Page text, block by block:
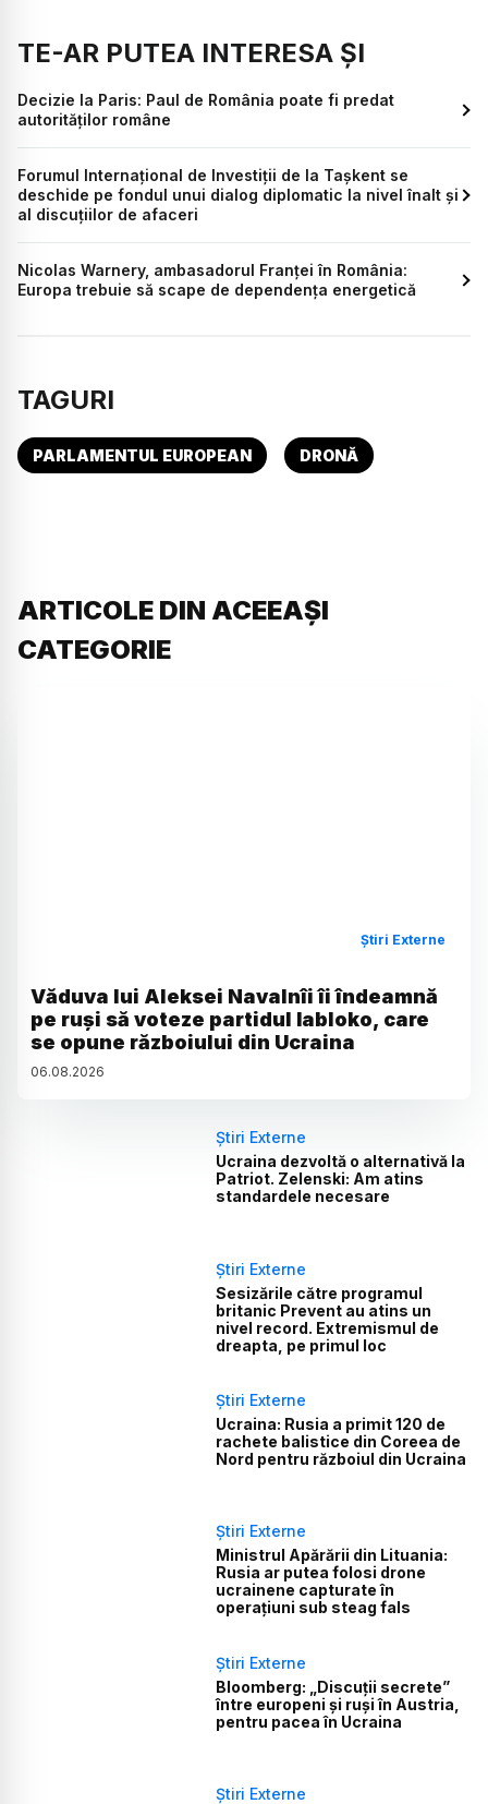
TE-AR PUTEA INTERESA ȘI
Decizie la Paris: Paul de România poate fi predat
autorităților române
Forumul Internațional de Investiții de la Tașkent se
deschide pe fondul unui dialog diplomatic la nivel înalt și
al discuțiilor de afaceri
Nicolas Warnery, ambasadorul Franței în România:
Europa trebuie să scape de dependența energetică
TAGURI
PARLAMENTUL EUROPEAN DRONĂ
ARTICOLE DIN ACEEAȘI
CATEGORIE
Știri Externe
Văduva lui Aleksei Navalnîi îi îndeamnă
pe ruși să voteze partidul Iabloko, care
se opune războiului din Ucraina
06.08.2026
Știri Externe
Ucraina dezvoltă o alternativă la
Patriot. Zelenski: Am atins
standardele necesare
Știri Externe
Sesizările către programul
britanic Prevent au atins un
nivel record. Extremismul de
dreapta, pe primul loc
Știri Externe
Ucraina: Rusia a primit 120 de
rachete balistice din Coreea de
Nord pentru războiul din Ucraina
Știri Externe
Ministrul Apărării din Lituania:
Rusia ar putea folosi drone
ucrainene capturate în
operațiuni sub steag fals
Știri Externe
Bloomberg: „Discuții secrete”
între europeni și ruși în Austria,
pentru pacea în Ucraina
Știri Externe